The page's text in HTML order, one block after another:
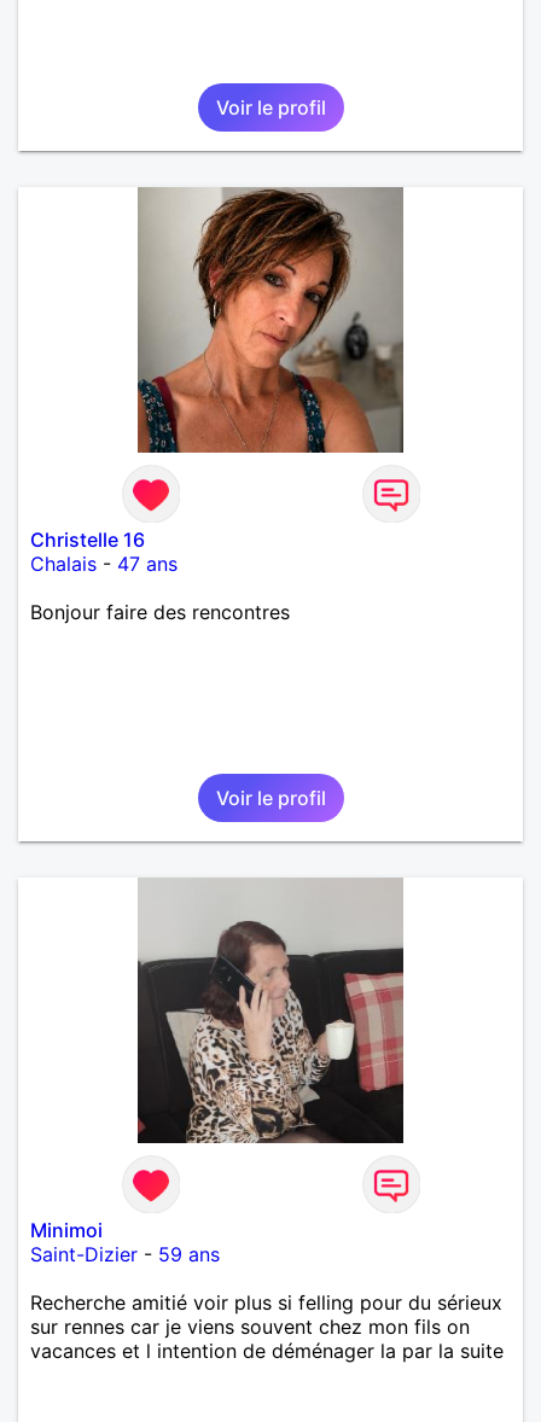
Voir le profil
Christelle 16
Chalais - 47 ans
Bonjour faire des rencontres
Voir le profil
Minimoi
Saint-Dizier - 59 ans
Recherche amitié voir plus si felling pour du sérieux
sur rennes car je viens souvent chez mon fils on
vacances et l intention de déménager la par la suite